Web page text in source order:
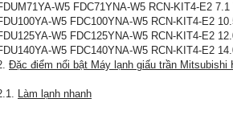
W5 FDC71YNA-W5 RCN-KIT4-E2 7.1
W5 FDC100YNA-W5 RCN-KIT4-E2
W5 FDC125YNA-W5 RCN-KIT4-E2
W5 FDC140YNA-W5 RCN-KIT4-E2
Đặc điểm nổi bật Máy lạnh giấu trần Mitsubishi
Làm lạnh nhanh